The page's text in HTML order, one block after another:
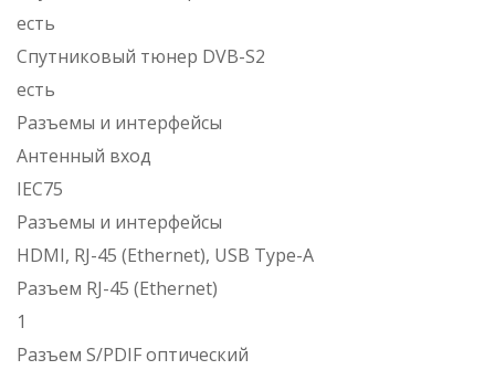
есть
Спутниковый тюнер DVB-S2
есть
Разъемы и интерфейсы
Антенный вход
IEC75
Разъемы и интерфейсы
HDMI, RJ-45 (Ethernet), USB Type-A
Разъем RJ-45 (Ethernet)
1
Разъем S/PDIF оптический